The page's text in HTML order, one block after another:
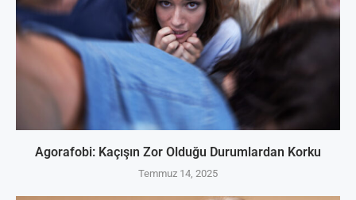
Agorafobi: Kaçışın Zor Olduğu Durumlardan Korku
Temmuz 14, 2025